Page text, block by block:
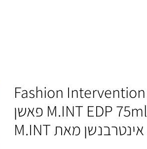
Fashion
M.INT EDP 75ml פאשן
אינטרבנשן מאת M.INT